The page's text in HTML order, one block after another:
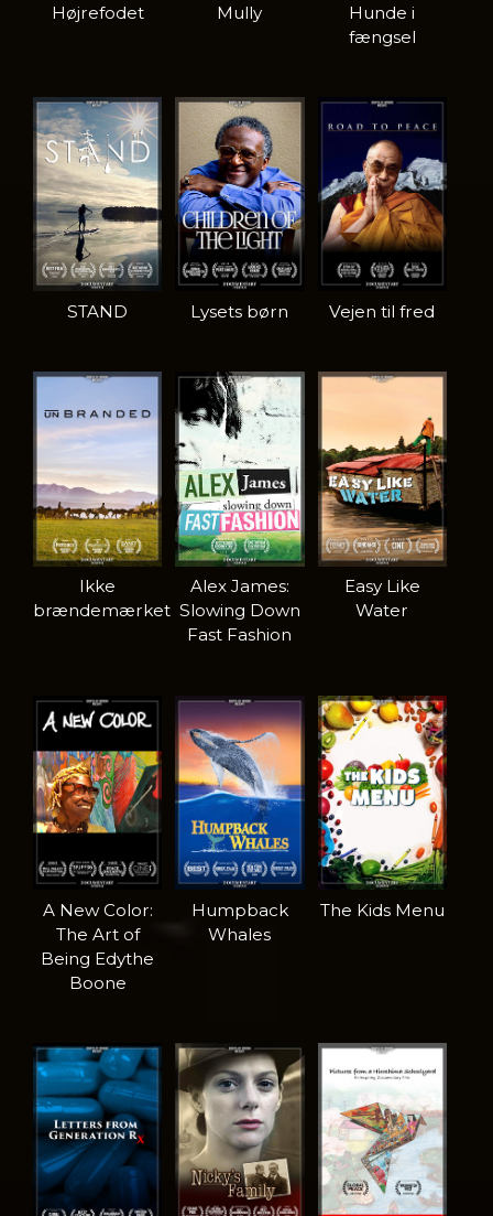
Højrefodet Mully
Hunde i
fængsel
STAND Lysets børn Vejen til fred
Ikke
brændemærket
Alex James:
Slowing Down
Fast Fashion
Easy Like
Water
A New Color:
The Art of
Being Edythe
Boone
Humpback
Whales
The Kids Menu